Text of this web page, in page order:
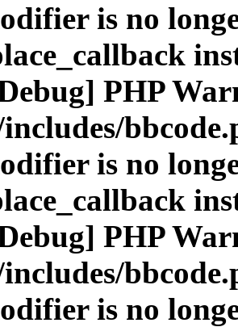
is no
PHP
is no
PHP
is no